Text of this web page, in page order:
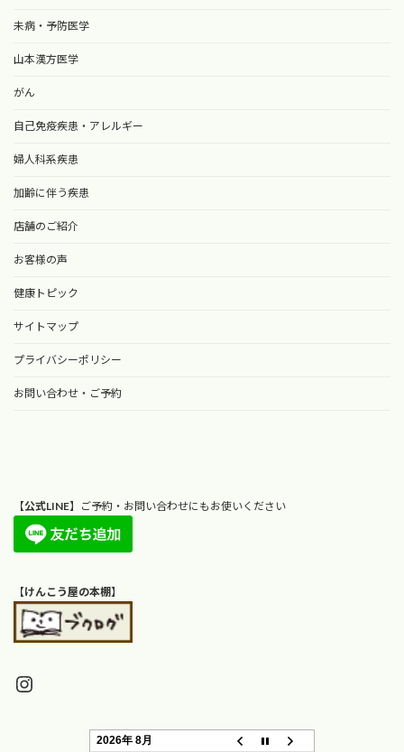
未病・予防医学
山本漢方医学
がん
自己免疫疾患・アレルギー
婦人科系疾患
加齢に伴う疾患
店舗のご紹介
お客様の声
健康トピック
サイトマップ
プライバシーポリシー
お問い合わせ・ご予約
【公式LINE】ご予約・お問い合わせにもお使いください
【けんこう屋の本棚】
Instagram
2026年 8月